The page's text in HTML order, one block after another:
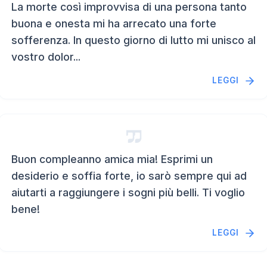
La morte così improvvisa di una persona tanto
buona e onesta mi ha arrecato una forte
sofferenza. In questo giorno di lutto mi unisco al
vostro dolor...
LEGGI
Buon compleanno amica mia! Esprimi un
desiderio e soffia forte, io sarò sempre qui ad
aiutarti a raggiungere i sogni più belli. Ti voglio
bene!
LEGGI